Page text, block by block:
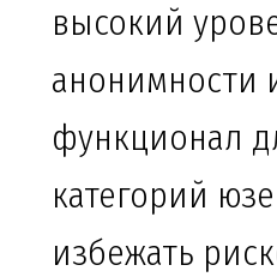
высокий
анонимности
функционал
категорий
избежать